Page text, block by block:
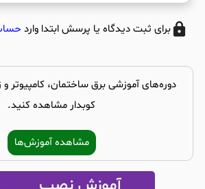
برای ثبت دیدگاه یا پرسش ابتدا وارد
دوره‌های آموزشی برق ساختمان، کامپیوتر و
کوبدار مشاهده کنید.
مشاهده آموزش‌ها